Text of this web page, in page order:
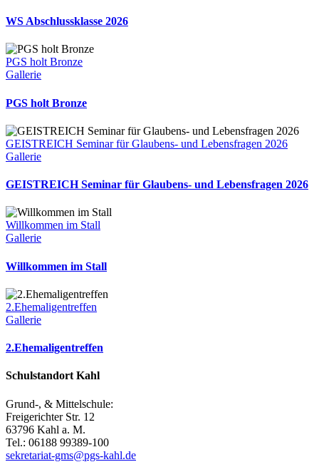
WS Abschlussklasse 2026
PGS holt Bronze
Gallerie
PGS holt Bronze
GEISTREICH Seminar für Glaubens- und Lebensfragen 2026
Gallerie
GEISTREICH Seminar für Glaubens- und Lebensfragen 2026
Willkommen im Stall
Gallerie
Willkommen im Stall
2.Ehemaligentreffen
Gallerie
2.Ehemaligentreffen
Schulstandort Kahl
Grund-, & Mittelschule:
Freigerichter Str. 12
63796 Kahl a. M.
Tel.: 06188 99389-100
sekretariat-gms@pgs-kahl.de